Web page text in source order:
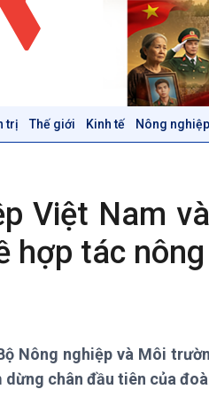
trị Thế giới Kinh tế Nông
Thời sự 12h
Thời sự 18h
Thời sự 21h30
Bản tin
Khoa học & Công nghệ
Tin Khoa học & Công nghệ
Việt Nam
hợp tác
Nông nghiệp và Môi
chân đầu tiên của